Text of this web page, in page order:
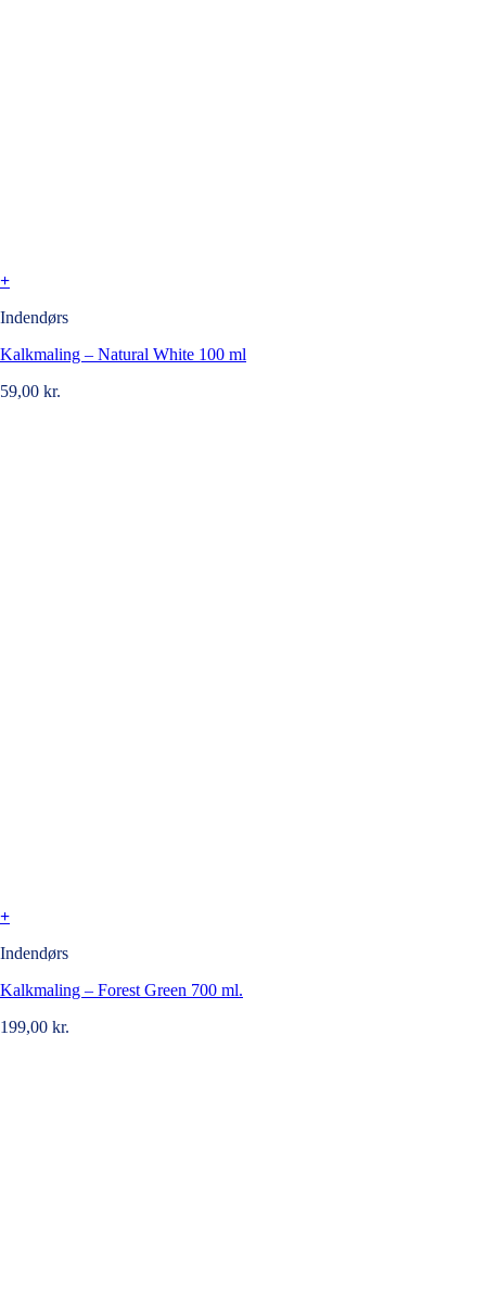
+
Indendørs
Kalkmaling – Natural White 100 ml
59,00 kr.
+
Indendørs
Kalkmaling – Forest Green 700 ml.
199,00 kr.